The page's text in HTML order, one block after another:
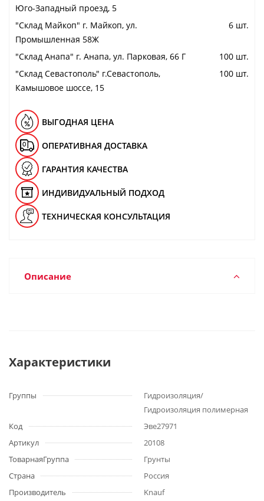
Юго-Западный проезд, 5
"Cклад Майкоп" г. Майкоп, ул.
Промышленная 58Ж
6 шт.
"Cклад Анапа" г. Анапа, ул. Парковая, 66 Г
100 шт.
"Cклад Севастополь" г.Севастополь,
Камышовое шоссе, 15
100 шт.
ВЫГОДНАЯ ЦЕНА
ОПЕРАТИВНАЯ ДОСТАВКА
ГАРАНТИЯ КАЧЕСТВА
ИНДИВИДУАЛЬНЫЙ ПОДХОД
ТЕХНИЧЕСКАЯ КОНСУЛЬТАЦИЯ
Описание
Характеристики
Группы
Гидроизоляция/
Гидроизоляция полимерная
Код
Эве27971
Артикул
20108
ТоварнаяГруппа
Грунты
Страна
Россия
Производитель
Knauf